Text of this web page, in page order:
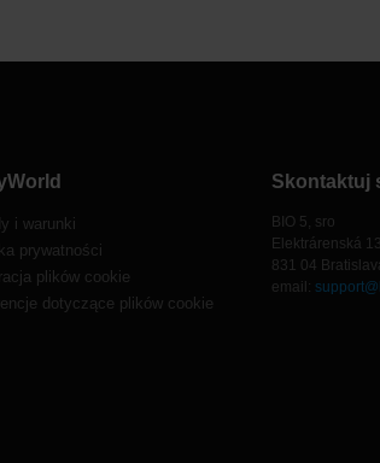
i warunki
prywatności
plików cookie
dotyczące plików cookie
Skontaktuj
BIO 5, sro
Elektrárenská
831 04
email: